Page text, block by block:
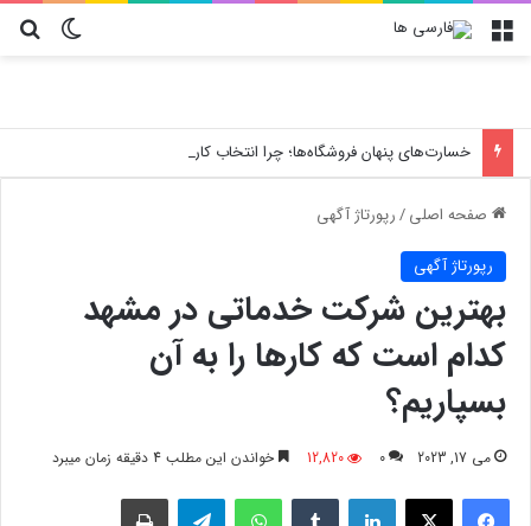
تغییر منو
خسارت‌های پنهان فروشگاه‌ها؛ چرا انتخاب کارتن پستی حیاتی است؟
صفحه اصلی/رپورتاژ آگهی
رپورتاژ آگهی
بهترین شرکت خدماتی در مشهد
کدام است که کارها را به آن
بسپاریم؟
می 17, 2023 0
12,820 خواندن این مطلب 4 دقیقه زمان میبرد
فیسبوک لینکدین واتس آپ